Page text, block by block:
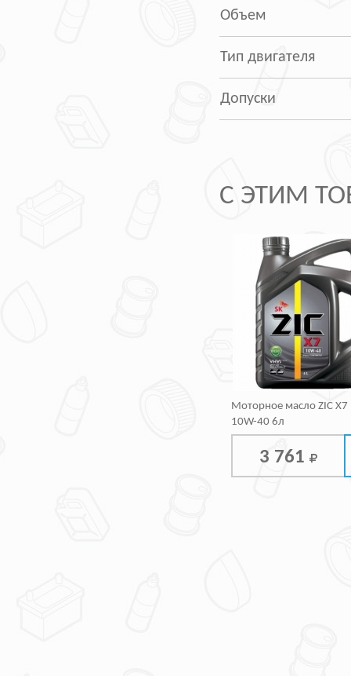
Объем
Тип двигателя
Допуски
С ЭТИМ
Моторное масло ZIC X7
10W-40 6л
3 761